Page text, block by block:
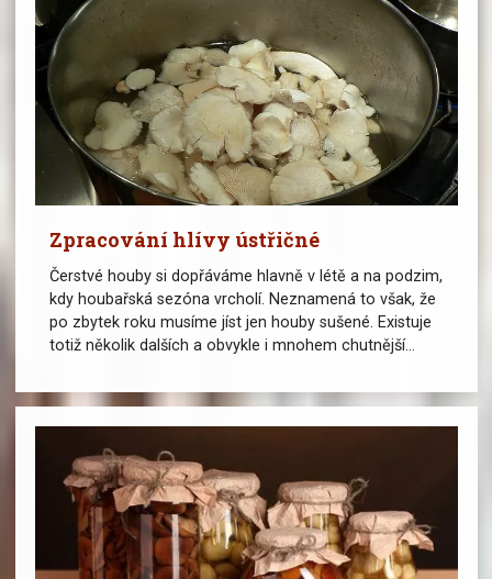
Zpracování hlívy ústřičné
Čerstvé houby si dopřáváme hlavně v létě a na podzim,
kdy houbařská sezóna vrcholí. Neznamená to však, že
po zbytek roku musíme jíst jen houby sušené. Existuje
totiž několik dalších a obvykle i mnohem chutnější...